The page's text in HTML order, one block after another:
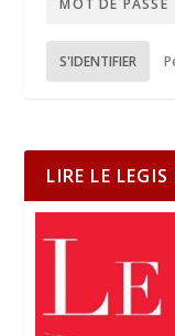
S'IDENTIFIER
LIRE LE